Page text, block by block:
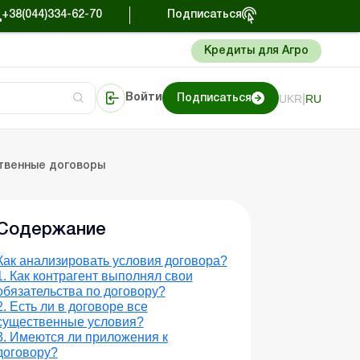
+38(044)334-62-70 Подписаться
Кредиты для Агро
Войти Подписаться UKR RU
договоры
анализировать условия договора?
Как контрагент выполнял свои
по договору?
Есть ли в договоре все
условия?
Имеются ли приложения к